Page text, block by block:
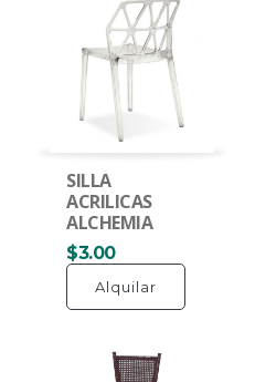
SILLA
ACRILICAS
ALCHEMIA
$3.00
Alquilar